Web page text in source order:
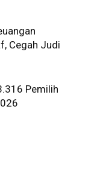
Cegah Judi
Pemilih